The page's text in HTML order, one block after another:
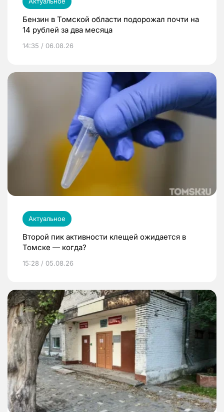
Бензин в Томской области подорожал почти на
14 рублей за два месяца
14:35 / 06.08.26
Актуальное
Второй пик активности клещей ожидается в
Томске — когда?
15:28 / 05.08.26